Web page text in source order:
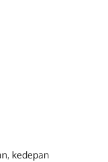
kedepan